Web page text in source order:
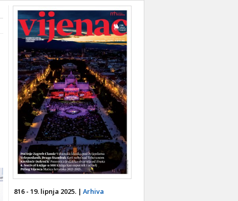
816 - 19. lipnja 2025. | Arhiva